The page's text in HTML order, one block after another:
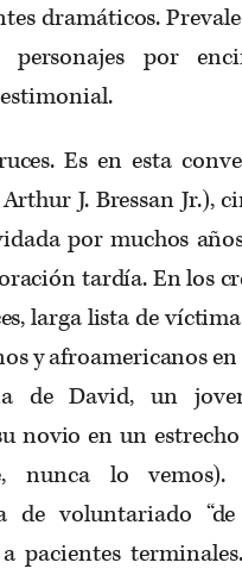
dramáticos.
por
Es en esta
J. Bressan Jr.),
por muchos
tardía. En los
larga lista de
y afroamericanos
de David, un
novio en un
nunca lo vemos).
voluntariado “de
pacientes